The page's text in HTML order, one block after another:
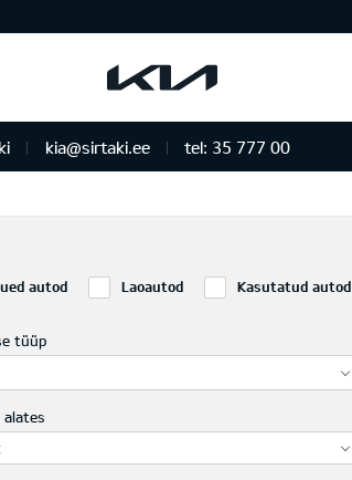
kia@sirtaki.ee tel: 35 777 00
autod Laoautod Kasutatud autod
tüüp
alates